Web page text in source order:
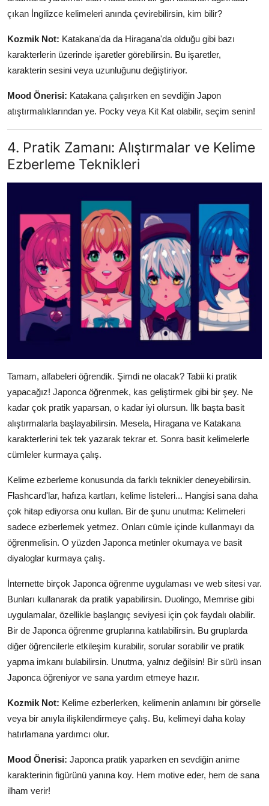
çıkan İngilizce kelimeleri anında çevirebilirsin, kim bilir?
Kozmik Not: Katakana'da da Hiragana'da olduğu gibi bazı
karakterlerin üzerinde işaretler görebilirsin. Bu işaretler,
karakterin sesini veya uzunluğunu değiştiriyor.
Mood Önerisi: Katakana çalışırken en sevdiğin Japon
atıştırmalıklarından ye. Pocky veya Kit Kat olabilir, seçim senin!
4. Pratik Zamanı: Alıştırmalar ve Kelime
Ezberleme Teknikleri
Tamam, alfabeleri öğrendik. Şimdi ne olacak? Tabii ki pratik
yapacağız! Japonca öğrenmek, kas geliştirmek gibi bir şey. Ne
kadar çok pratik yaparsan, o kadar iyi olursun. İlk başta basit
alıştırmalarla başlayabilirsin. Mesela, Hiragana ve Katakana
karakterlerini tek tek yazarak tekrar et. Sonra basit kelimelerle
cümleler kurmaya çalış.
Kelime ezberleme konusunda da farklı teknikler deneyebilirsin.
Flashcard'lar, hafıza kartları, kelime listeleri... Hangisi sana daha
çok hitap ediyorsa onu kullan. Bir de şunu unutma: Kelimeleri
sadece ezberlemek yetmez. Onları cümle içinde kullanmayı da
öğrenmelisin. O yüzden Japonca metinler okumaya ve basit
diyaloglar kurmaya çalış.
İnternette birçok Japonca öğrenme uygulaması ve web sitesi var.
Bunları kullanarak da pratik yapabilirsin. Duolingo, Memrise gibi
uygulamalar, özellikle başlangıç seviyesi için çok faydalı olabilir.
Bir de Japonca öğrenme gruplarına katılabilirsin. Bu gruplarda
diğer öğrencilerle etkileşim kurabilir, sorular sorabilir ve pratik
yapma imkanı bulabilirsin. Unutma, yalnız değilsin! Bir sürü insan
Japonca öğreniyor ve sana yardım etmeye hazır.
Kozmik Not: Kelime ezberlerken, kelimenin anlamını bir görselle
veya bir anıyla ilişkilendirmeye çalış. Bu, kelimeyi daha kolay
hatırlamana yardımcı olur.
Mood Önerisi: Japonca pratik yaparken en sevdiğin anime
karakterinin figürünü yanına koy. Hem motive eder, hem de sana
ilham verir!